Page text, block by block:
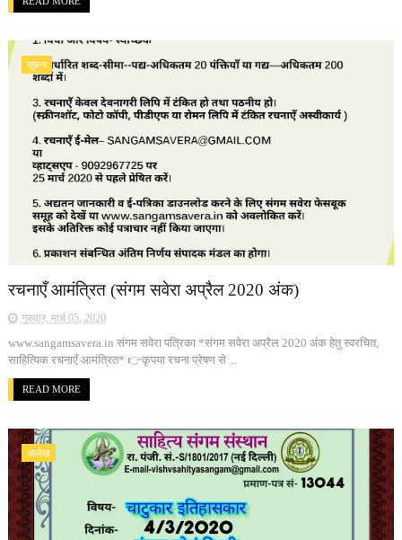
सूचना
रचनाएँ आमंत्रित (संगम सवेरा अप्रैल 2020 अंक)
गुरुवार, मार्च 05, 2020
www.sangamsavera.in संगम सवेरा पत्रिका *संगम सवेरा अप्रैल 2020 अंक हेतु स्वरचित,
साहित्यिक रचनाएँ आमंत्रित* 👉कृपया रचना प्रेषण से ...
READ MORE
आलेख